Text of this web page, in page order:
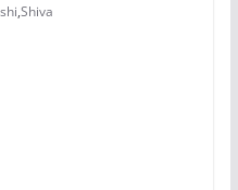
,Shiva